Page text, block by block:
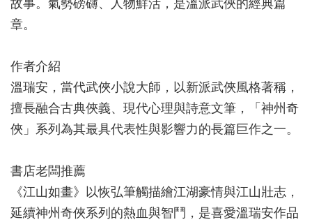
故事。氣勢磅礴、人物鮮活，是溫派武俠的經典篇
章。
作者介紹
溫瑞安，當代武俠小說大師，以新派武俠風格著稱，
擅長融合古典俠義、現代心理與詩意文筆，「神州奇
俠」系列為其最具代表性與影響力的長篇巨作之一。
書店老闆推薦
《江山如畫》以恢弘筆觸描繪江湖豪情與江山壯志，
延續神州奇俠系列的熱血與智鬥，是喜愛溫瑞安作品